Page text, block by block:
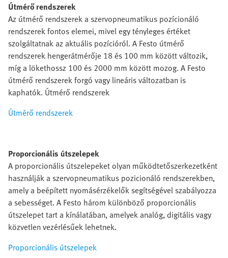
Útmérő rendszerek
Az útmérő rendszerek a szervopneumatikus pozícionáló
rendszerek fontos elemei, mivel egy tényleges értéket
szolgáltatnak az aktuális pozícióról. A Festo útmérő
rendszerek hengerátmérője 18 és 100 mm között változik,
míg a lökethossz 100 és 2000 mm között mozog. A Festo
útmérő rendszerek forgó vagy lineáris változatban is
kaphatók. Útmérő rendszerek
Útmérő rendszerek
Proporcionális útszelepek
A proporcionális útszelepeket olyan működtetőszerkezetként
használják a szervopneumatikus pozicionáló rendszerekben,
amely a beépített nyomásérzékelők segítségével szabályozza
a sebességet. A Festo három különböző proporcionális
útszelepet tart a kínálatában, amelyek analóg, digitális vagy
közvetlen vezérlésűek lehetnek.
Proporcionális útszelepek